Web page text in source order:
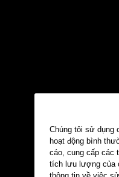
Chúng tôi sử dụng
hoạt động bình
cáo, cung cấp các
tích lưu lượng của